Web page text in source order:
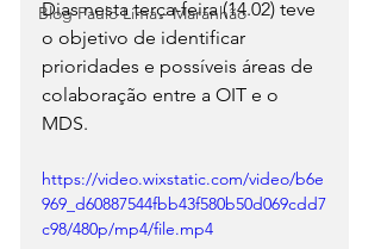
Blog Paulo Lima - Maranhão
Dias nesta terça-feira (14.02) teve
o objetivo de identificar
prioridades e possíveis áreas de
colaboração entre a OIT e o
MDS.
https://video.wixstatic.com/video/b6e
969_d60887544fbb43f580b50d069cdd7
c98/480p/mp4/file.mp4